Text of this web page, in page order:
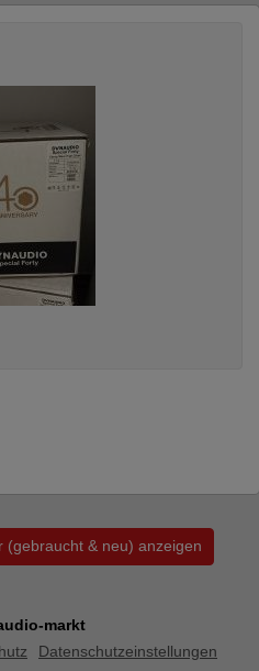
(gebraucht & neu) anzeigen
markt
Datenschutzeinstellungen